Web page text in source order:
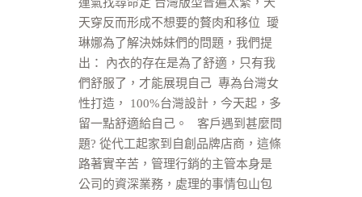
運氣找尋命定 台灣版型普遍太緊，天
天穿反而形成不想要的贅肉和移位 璦
琳娜為了解決姊妹們的問題，我們提
出： 內衣的存在是為了舒適，只有我
們舒服了，才能展現自己 專為台灣女
性打造， 100%台灣設計，今天起，多
留一點舒適給自己。 客戶遇到甚麼問
題? 從代工起家到自創品牌店商，這條
路著實辛苦，管理行銷的主管本身是
公司的資深業務，處理的事情包山包